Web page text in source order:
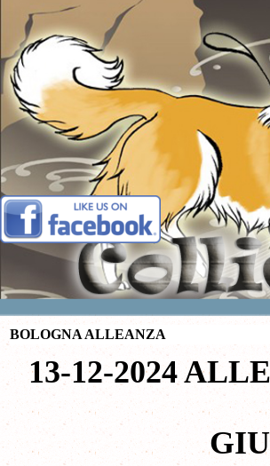
Vai ai contenuti
BOLOGNA ALLEANZA
13-12-2024